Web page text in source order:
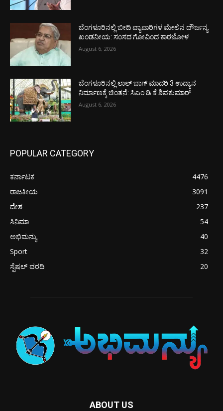
ಬೆಂಗಳೂರಿನಲ್ಲಿ ಬೀದಿ ವ್ಯಾಪಾರಿಗಳ ಮೇಲಿನ ದೌರ್ಜನ್ಯ
ಖಂಡನೀಯ: ಸಂಸದ ಗೋವಿಂದ ಕಾರಜೋಳ
August 6, 2026
ಬೆಂಗಳೂರಿನಲ್ಲಿ ಲಾಲ್ ಬಾಗ್ ಮಾದರಿ 3 ಉದ್ಯಾನ
ನಿರ್ಮಾಣಕ್ಕೆ ಚಿಂತನೆ: ಸಿಎಂ ಡಿ ಕೆ ಶಿವಕುಮಾರ್
August 6, 2026
POPULAR CATEGORY
ಕರ್ನಾಟಕ
4476
ರಾಜಕೀಯ
3091
ದೇಶ
237
ಸಿನಿಮಾ
54
ಅಭಿಮನ್ಯು
40
Sport
32
ಸ್ಪೆಷಲ್ ವರದಿ
20
ABOUT US